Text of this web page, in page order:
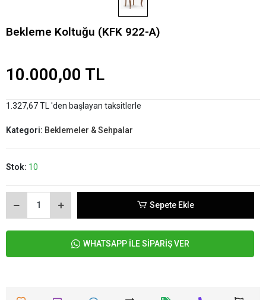
Bekleme Koltuğu (KFK 922-A)
10.000,00 TL
1.327,67 TL 'den başlayan taksitlerle
Kategori: Beklemeler & Sehpalar
Stok: 10
Sepete Ekle
WHATSAPP İLE SİPARİŞ VER